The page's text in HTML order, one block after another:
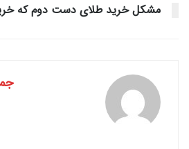
مشکل خرید طلای دست دوم که